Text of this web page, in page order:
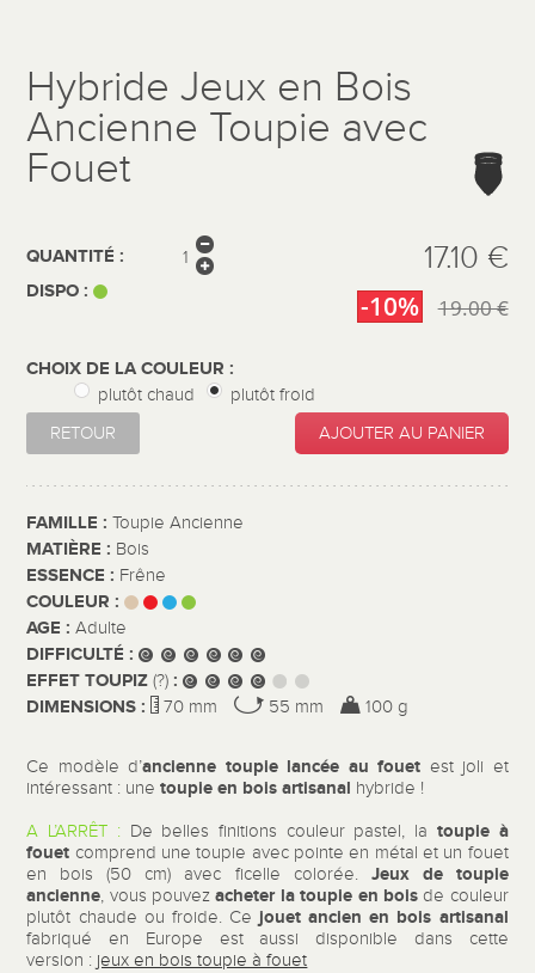
Hybride Jeux en Bois
Ancienne Toupie avec
Fouet
QUANTITÉ :
DISPO :
17.10 €
-10% 19.00 €
CHOIX DE LA COULEUR :
plutôt chaud
plutôt froid
RETOUR
AJOUTER AU PANIER
FAMILLE :Toupie Ancienne
MATIÈRE : Bois
ESSENCE : Frêne
COULEUR :
AGE :Adulte
DIFFICULTÉ :
EFFET TOUPIZ(?) :
DIMENSIONS :
70 mm 55 mm 100 g
Ce modèle d’ancienne toupie lancée au fouet est joli et
intéressant : unetoupie en bois artisanal hybride !
A L’ARRÊT :De belles finitions couleur pastel, la toupie à
fouet comprend une toupie avec pointe en métal et un fouet
en bois (50 cm) avec ficelle colorée. Jeux de toupie
ancienne, vous pouvezacheter la toupie en boisde couleur
plutôt chaude ou froide. Cejouet ancien en bois artisanal
fabriqué en Europe est aussi disponible dans cette
version : jeux en bois toupie à fouet